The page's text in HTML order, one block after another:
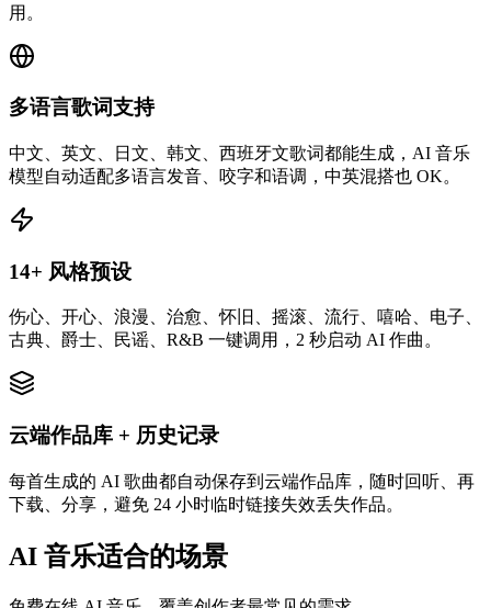
用。
多语言歌词支持
中文、英文、日文、韩文、西班牙文歌词都能生成，AI 音乐
模型自动适配多语言发音、咬字和语调，中英混搭也 OK。
14+ 风格预设
伤心、开心、浪漫、治愈、怀旧、摇滚、流行、嘻哈、电子、
古典、爵士、民谣、R&B 一键调用，2 秒启动 AI 作曲。
云端作品库 + 历史记录
每首生成的 AI 歌曲都自动保存到云端作品库，随时回听、再
下载、分享，避免 24 小时临时链接失效丢失作品。
AI 音乐适合的场景